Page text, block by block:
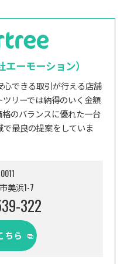
ーモーション）
できる取引が行える店舗
リーでは納得のいく金額
のバランスに優れた一台
最良の提案をしていま
美浜1-7
322
ちら